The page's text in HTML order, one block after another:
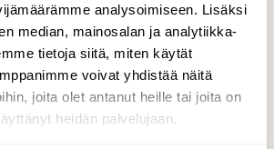
analysoimiseen. Lisäksi
median, mainosalan ja analytiikka-
tietoja siitä, miten käytät
voivat yhdistää näitä
joita olet antanut heille tai joita on
heidän palvelujaan.